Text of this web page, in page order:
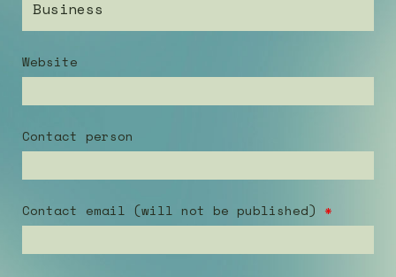
Website
Contact person
Contact email (will not be published) *